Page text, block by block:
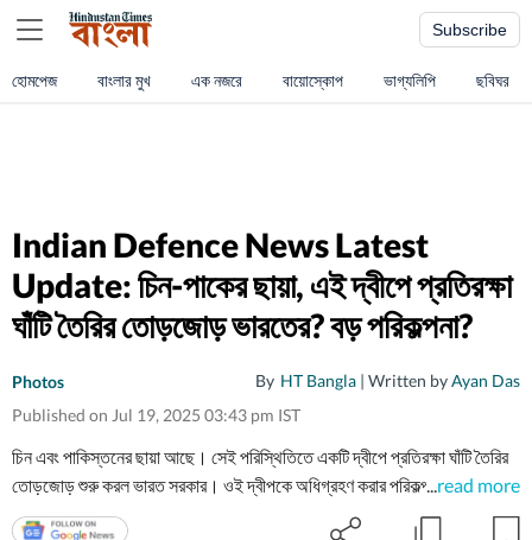
Subscribe
হোমপেজ বাংলার মুখ এক নজরে বায়োস্কোপ ভাগ্যলিপি ছবিঘর
Indian Defence News Latest
Update: চিন-পাকের ছায়া, এই দ্বীপে প্রতিরক্ষা
ঘাঁটি তৈরির তোড়জোড় ভারতের? বড় পরিকল্পনা?
Photos By HT Bangla | Written byAyan Das
Published on Jul 19, 2025 03:43 pm IST
চিন এবং পাকিস্তনের ছায়া আছে। সেই পরিস্থিতিতে একটি দ্বীপে প্রতিরক্ষা ঘাঁটি তৈরির
তোড়জোড় শুরু করল ভারত সরকার। ওই দ্বীপকে অধিগ্রহণ করার পরিকল্পনা করছে
ভারতের প্রতিরক্ষা মন্ত্রক। কোথায় সেই দ্বীপ অবস্থান করছে?
...read more